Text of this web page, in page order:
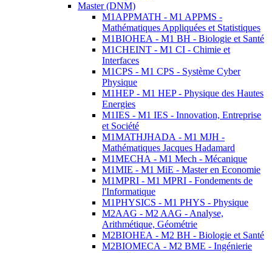
Master (DNM)
M1APPMATH - M1 APPMS -
Mathématiques Appliquées et Statistiques
M1BIOHEA - M1 BH - Biologie et Santé
M1CHEINT - M1 CI - Chimie et
Interfaces
M1CPS - M1 CPS - Système Cyber
Physique
M1HEP - M1 HEP - Physique des Hautes
Energies
M1IES - M1 IES - Innovation, Entreprise
et Société
M1MATHJHADA - M1 MJH -
Mathématiques Jacques Hadamard
M1MECHA - M1 Mech - Mécanique
M1MIE - M1 MiE - Master en Economie
M1MPRI - M1 MPRI - Fondements de
l'Informatique
M1PHYSICS - M1 PHYS - Physique
M2AAG - M2 AAG - Analyse,
Arithmétique, Géométrie
M2BIOHEA - M2 BH - Biologie et Santé
M2BIOMECA - M2 BME - Ingénierie